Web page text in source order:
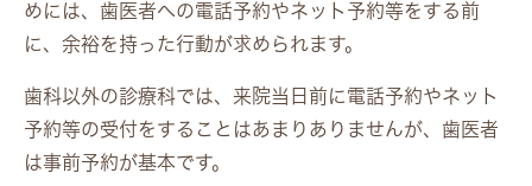
めには、歯医者への電話予約やネット予約等をする前
に、余裕を持った行動が求められます。
歯科以外の診療科では、来院当日前に電話予約やネット
予約等の受付をすることはあまりありませんが、歯医者
は事前予約が基本です。